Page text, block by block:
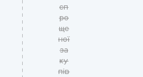
сп
ро
ще
ної
за
ку
пів